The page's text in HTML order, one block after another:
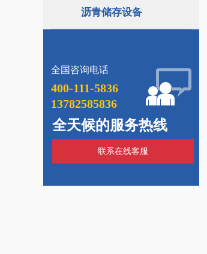
沥青储存设备
全国咨询电话
400-111-5836
13782585836
全天候的服务热线
联系在线客服